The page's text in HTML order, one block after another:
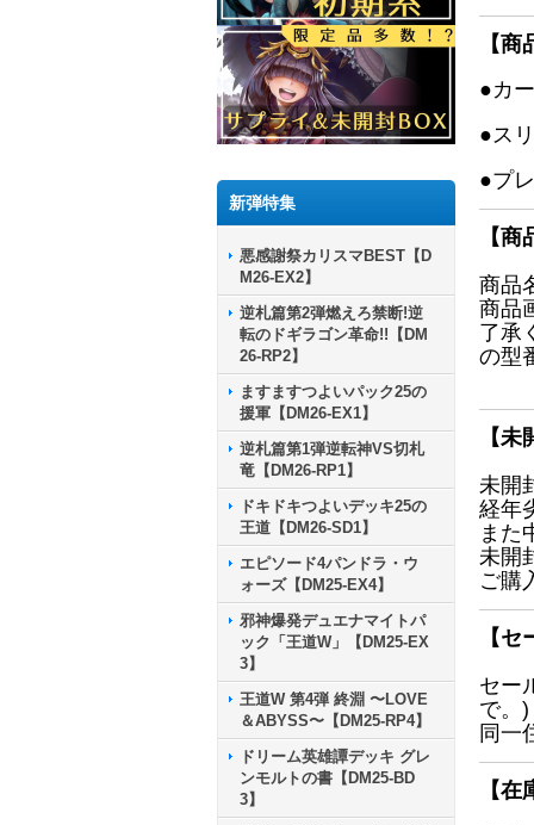
新弾特集
悪感謝祭カリスマBEST【D
M26-EX2】
逆札篇第2弾燃えろ禁断!逆
転のドギラゴン革命!!【DM
26-RP2】
ますますつよいパック25の
援軍【DM26-EX1】
逆札篇第1弾逆転神VS切札
竜【DM26-RP1】
ドキドキつよいデッキ25の
王道【DM26-SD1】
エピソード4パンドラ・ウ
ォーズ【DM25-EX4】
邪神爆発デュエナマイトパ
ック「王道W」【DM25-EX
3】
王道W 第4弾 終淵 〜LOVE
＆ABYSS〜【DM25-RP4】
ドリーム英雄譚デッキ グレ
ンモルトの書【DM25-BD
3】
【
●カ
●ス
●プ
【
商品
商品
了承
の型
【
未開
経年
また
未開
ご購
【
セー
で。)
同一
【